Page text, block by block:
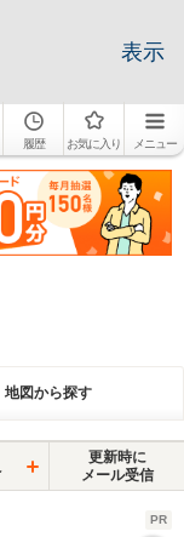
表示
履歴 お気に入り メニュー
地図から探す
更新時に
メール受信
PR